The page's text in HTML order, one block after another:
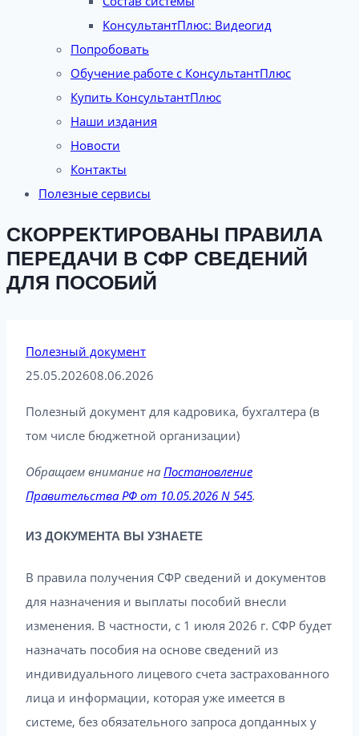
КонсультантПлюс: Видеогид
Попробовать
Обучение работе с КонсультантПлюс
Купить КонсультантПлюс
Наши издания
Новости
Контакты
Полезные сервисы
СКОРРЕКТИРОВАНЫ ПРАВИЛА
ПЕРЕДАЧИ В СФР СВЕДЕНИЙ
ДЛЯ ПОСОБИЙ
Полезный документ
25.05.202608.06.2026
Полезный документ для кадровика, бухгалтера (в
том числе бюджетной организации)
Обращаем внимание на Постановление
Правительства РФ от 10.05.2026 N 545.
ИЗ ДОКУМЕНТА ВЫ УЗНАЕТЕ
В правила получения СФР сведений и документов
для назначения и выплаты пособий внесли
изменения. В частности, с 1 июля 2026 г. СФР будет
назначать пособия на основе сведений из
индивидуального лицевого счета застрахованного
лица и информации, которая уже имеется в
системе, без обязательного запроса допданных у